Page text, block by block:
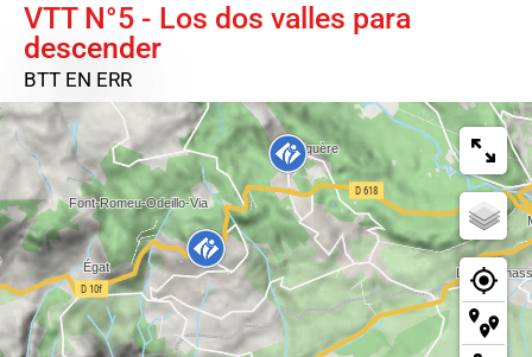
VTT N°5 - Los dos valles para
descender
BTT EN ERR